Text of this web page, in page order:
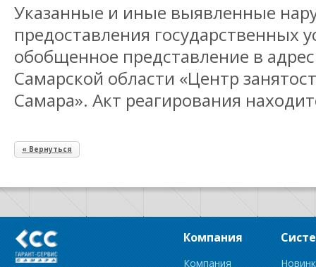
Указанные и иные выявленные
предоставления государственных
обобщенное представление в
Самарской области «Центр
Самара». Акт реагирования
« Вернуться
Компания
Компания